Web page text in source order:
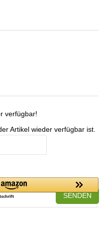
verfügbar!
Artikel wieder verfügbar ist.
SENDEN